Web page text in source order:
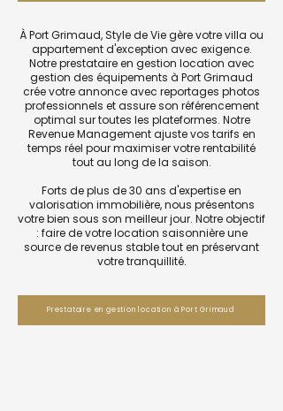
À Port Grimaud, Style de Vie gère votre villa ou
appartement d'exception avec exigence.
Notre prestataire en gestion location avec
gestion des équipements à Port Grimaud
crée votre annonce avec reportages photos
professionnels et assure son référencement
optimal sur toutes les plateformes. Notre
Revenue Management ajuste vos tarifs en
temps réel pour maximiser votre rentabilité
tout au long de la saison.
Forts de plus de 30 ans d'expertise en
valorisation immobilière, nous présentons
votre bien sous son meilleur jour. Notre objectif
: faire de votre location saisonnière une
source de revenus stable tout en préservant
votre tranquillité.
Prestataire en gestion location à Port Grimaud